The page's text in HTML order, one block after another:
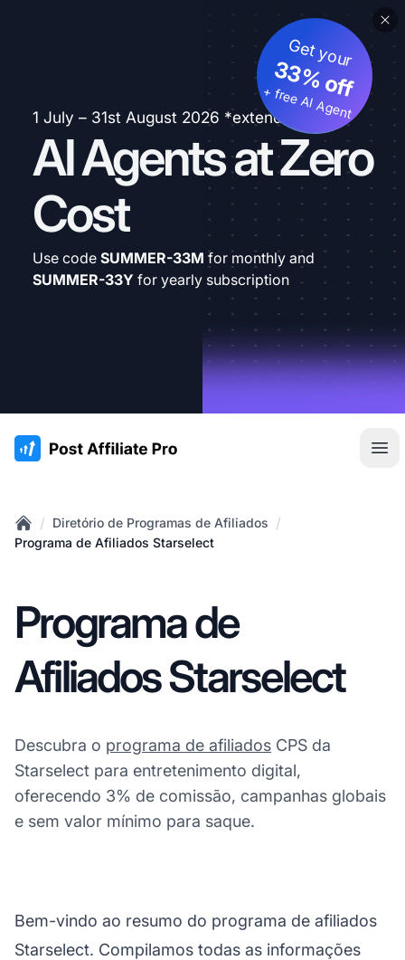
1 July – 31st August 2026 *extended
AI Agents at Zero
Cost
Get your
33% off
+ free AI Agent
Use code SUMMER-33M for monthly and
SUMMER-33Y for yearly subscription
:site.title
Home
/ Diretório de Programas de Afiliados /
Programa de Afiliados Starselect
Programa de
Afiliados Starselect
Descubra o programa de afiliados CPS da
Starselect para entretenimento digital,
oferecendo 3% de comissão, campanhas globais
e sem valor mínimo para saque.
Bem-vindo ao resumo do programa de afiliados
Starselect. Compilamos todas as informações